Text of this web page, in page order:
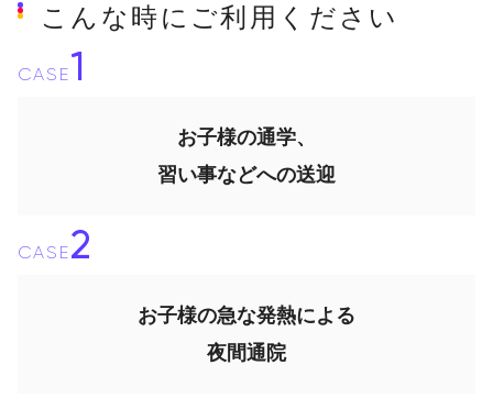
こんな時にご利用ください
CASE1
お子様の通学、
習い事などへの送迎
CASE2
お子様の急な発熱による
夜間通院